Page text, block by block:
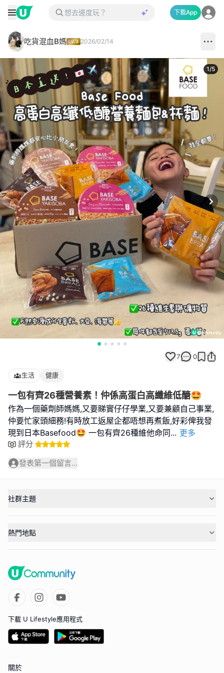
下載App
吃貨混血B媽 2026/02/14
1/5
7 0
生活 健康
一包有齊26種營養素！仲係高蛋白高纖維低醣🤩
作為一個藥劑師媽媽,又要睇實仔仔學業,又要兼顧自己事業,
仲要忙家頭細務!有時放工返屋企都唔想再煮飯,好彩俾我發
現到日本Basefood🤩 一包有齊26種維他命同... 更多
評分
發表第一個留言...
社群主題
熱門地點
下載 U Lifestyle應用程式
關於